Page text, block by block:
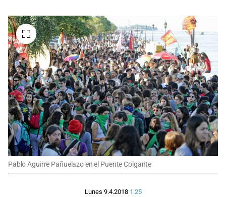
Pablo Aguirre Pañuelazo en el Puente Colgante
Lunes 9.4.2018 1:25